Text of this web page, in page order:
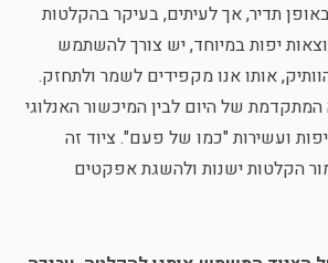
תדיר, אך לעיתים, בעיקר בהקלטות
יפות במיוחד, יש צורך להשתמש
אותו אנו מקפידים לשמר ולתחזק.
המתקדמת של היום לבין המיכשור האנלוגי
ועשירות "כמו של פעם". ציוד זה
הקלטות ישנות ולהשגת אפקטים